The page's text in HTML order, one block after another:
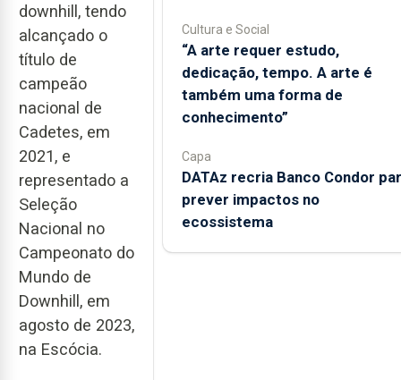
downhill, tendo
alcançado o
título de
campeão
nacional de
Cadetes, em
2021, e
representado a
Seleção
Nacional no
Campeonato do
Mundo de
Downhill, em
agosto de 2023,
na Escócia.
Cultura e Social
“A arte requer estudo,
dedicação, tempo. A arte é
também uma forma de
conhecimento”
Capa
DATAz recria Banco Condor
prever impactos no
ecossistema